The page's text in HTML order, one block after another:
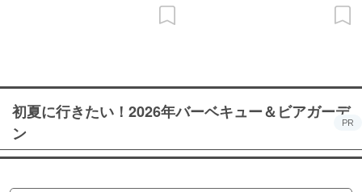
初夏に行きたい！2026年バーベキュー＆ビアガーデ
ン
PR